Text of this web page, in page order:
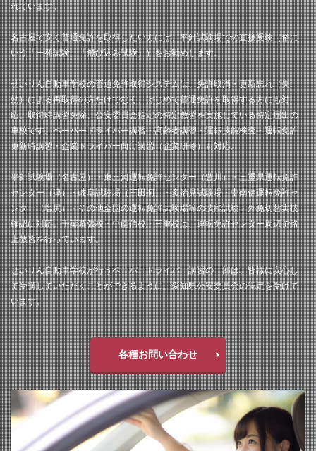
れています。
名古屋で安く普通免許を取得したい方には、平針試験場での直接受験（俗に
いう「一発試験」「飛び込み試験」）をお勧めします。
せいりん自動車学校の普通免許取得システムは、免許取消・更新忘れ（失
効）による再取得の方だけでなく、はじめて普通免許を取得する方にも対
応。取得時講習免除、公安委員会指定の特定教習を実施している特定届出の
車校です。ペーパードライバー講習・高齢者講習・運転技能検査・運転免許
更新時講習・企業ドライバー向け講習（企業研修）も対応。
平針試験場（名古屋）・東三河運転免許センター（豊川）・三重県運転免許
センター（津）・岐阜試験場（三田洞）・多治見試験場・中南信運転免許セ
ンター（塩尻）・その他全国の運転免許試験場等の技能試験・外免切替実技
確認に対応。千葉幕張校・中南信校・三重校は、運転免許センター周辺で路
上教習を行っています。
せいりん自動車学校が行うペーパードライバー講習の一部は、皆様に安心し
て受講していただくことができるように、愛知県公安委員会の認定を受けて
います。
各種お問い合わせ